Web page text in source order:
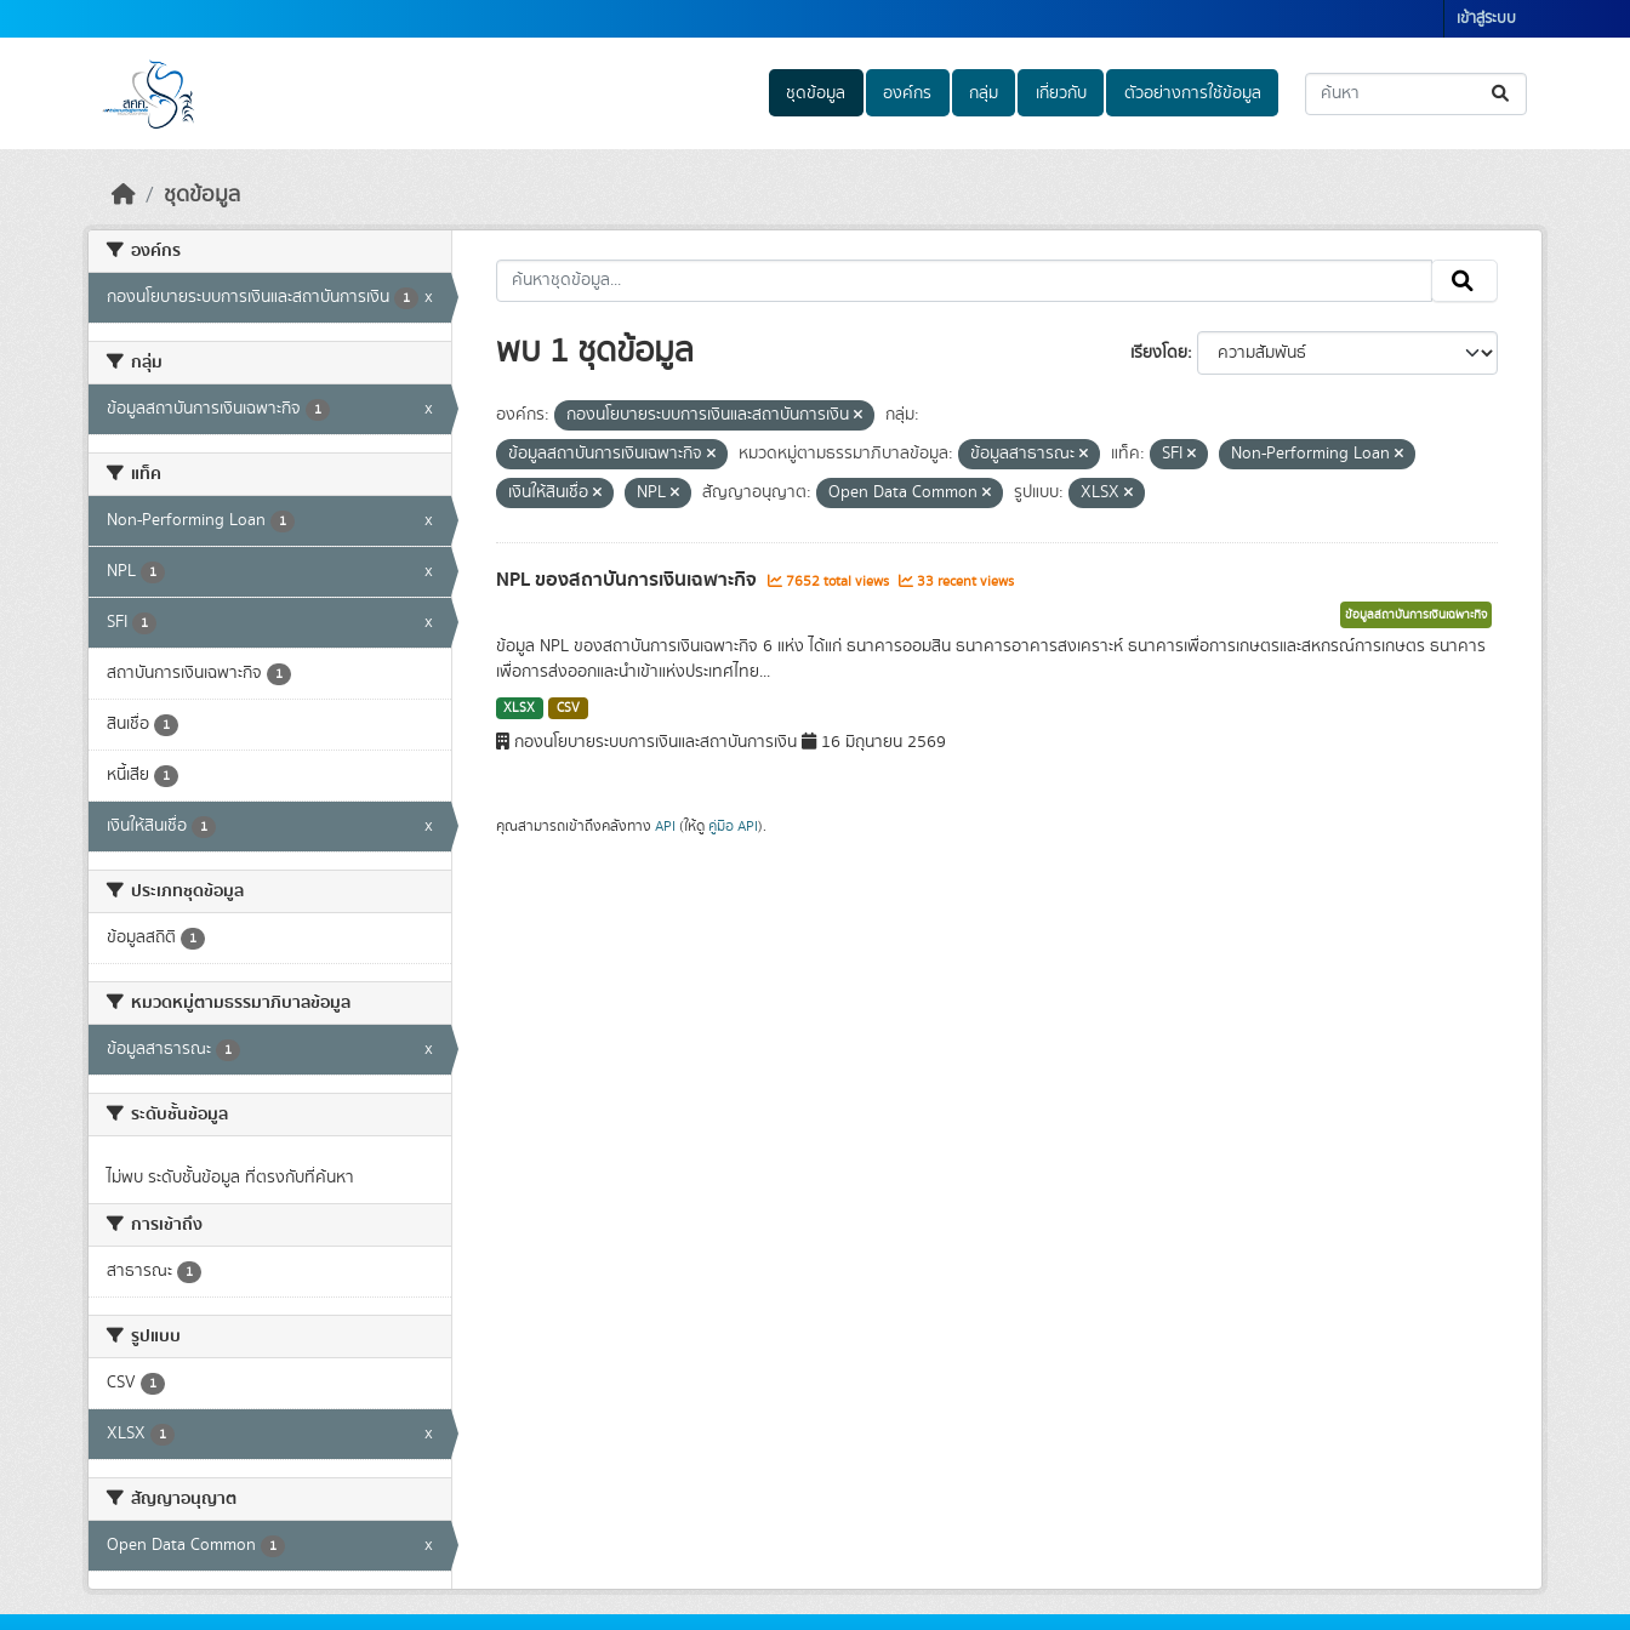
เข้าสู่ระบบ
ชุดข้อมูล องค์กร กลุ่ม เกี่ยวกับ ตัวอย่างการใช้ข้อมูล
ชุดข้อมูล
องค์กร
กองนโยบายระบบการเงินและสถาบันการเงิน 1 x
กลุ่ม
ข้อมูลสถาบันการเงินเฉพาะกิจ 1 x
แท็ค
Non-Performing Loan 1 x
NPL 1 x
SFI 1 x
สถาบันการเงินเฉพาะกิจ 1
สินเชื่อ 1
หนี้เสีย 1
เงินให้สินเชื่อ 1 x
ประเภทชุดข้อมูล
ข้อมูลสถิติ 1
หมวดหมู่ตามธรรมาภิบาลข้อมูล
ข้อมูลสาธารณะ 1 x
ระดับชั้นข้อมูล
ไม่พบ ระดับชั้นข้อมูล ที่ตรงกับที่ค้นหา
การเข้าถึง
สาธารณะ 1
รูปแบบ
CSV 1
XLSX 1 x
สัญญาอนุญาต
Open Data Common 1 x
เรียงโดย
พบ 1 ชุดข้อมูล
องค์กร: กองนโยบายระบบการเงินและสถาบันการเงิน
กลุ่ม:
ข้อมูลสถาบันการเงินเฉพาะกิจ
หมวดหมู่ตามธรรมาภิบาลข้อมูล: ข้อมูลสาธารณะ แท็ค: SFI
Non-Performing Loan
เงินให้สินเชื่อ
NPL สัญญาอนุญาต: Open Data Common รูปแบบ: XLSX
NPL ของสถาบันการเงินเฉพาะกิจ 7652 total views 33 recent views
ข้อมูลสถาบันการเงินเฉพาะกิจ
ข้อมูล NPL ของสถาบันการเงินเฉพาะกิจ 6 แห่ง ได้แก่ ธนาคารออมสิน ธนาคารอาคารสงเคราะห์ ธนาคารเพื่อการเกษตรและสหกรณ์การเกษตร ธนาคาร
เพื่อการส่งออกและนำเข้าแห่งประเทศไทย...
XLSX CSV
กองนโยบายระบบการเงินและสถาบันการเงิน 16 มิถุนายน 2569
คุณสามารถเข้าถึงคลังทาง API (ให้ดู คู่มือ API).